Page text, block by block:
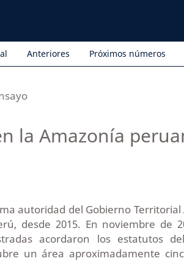
Anteriores Próximos números
la Amazonía
autoridad del Gobierno
desde 2015. En noviembre de
acordaron los estatutos
un área aproximadamente